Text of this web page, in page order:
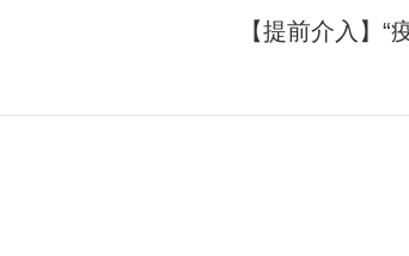
的
【提前介入】